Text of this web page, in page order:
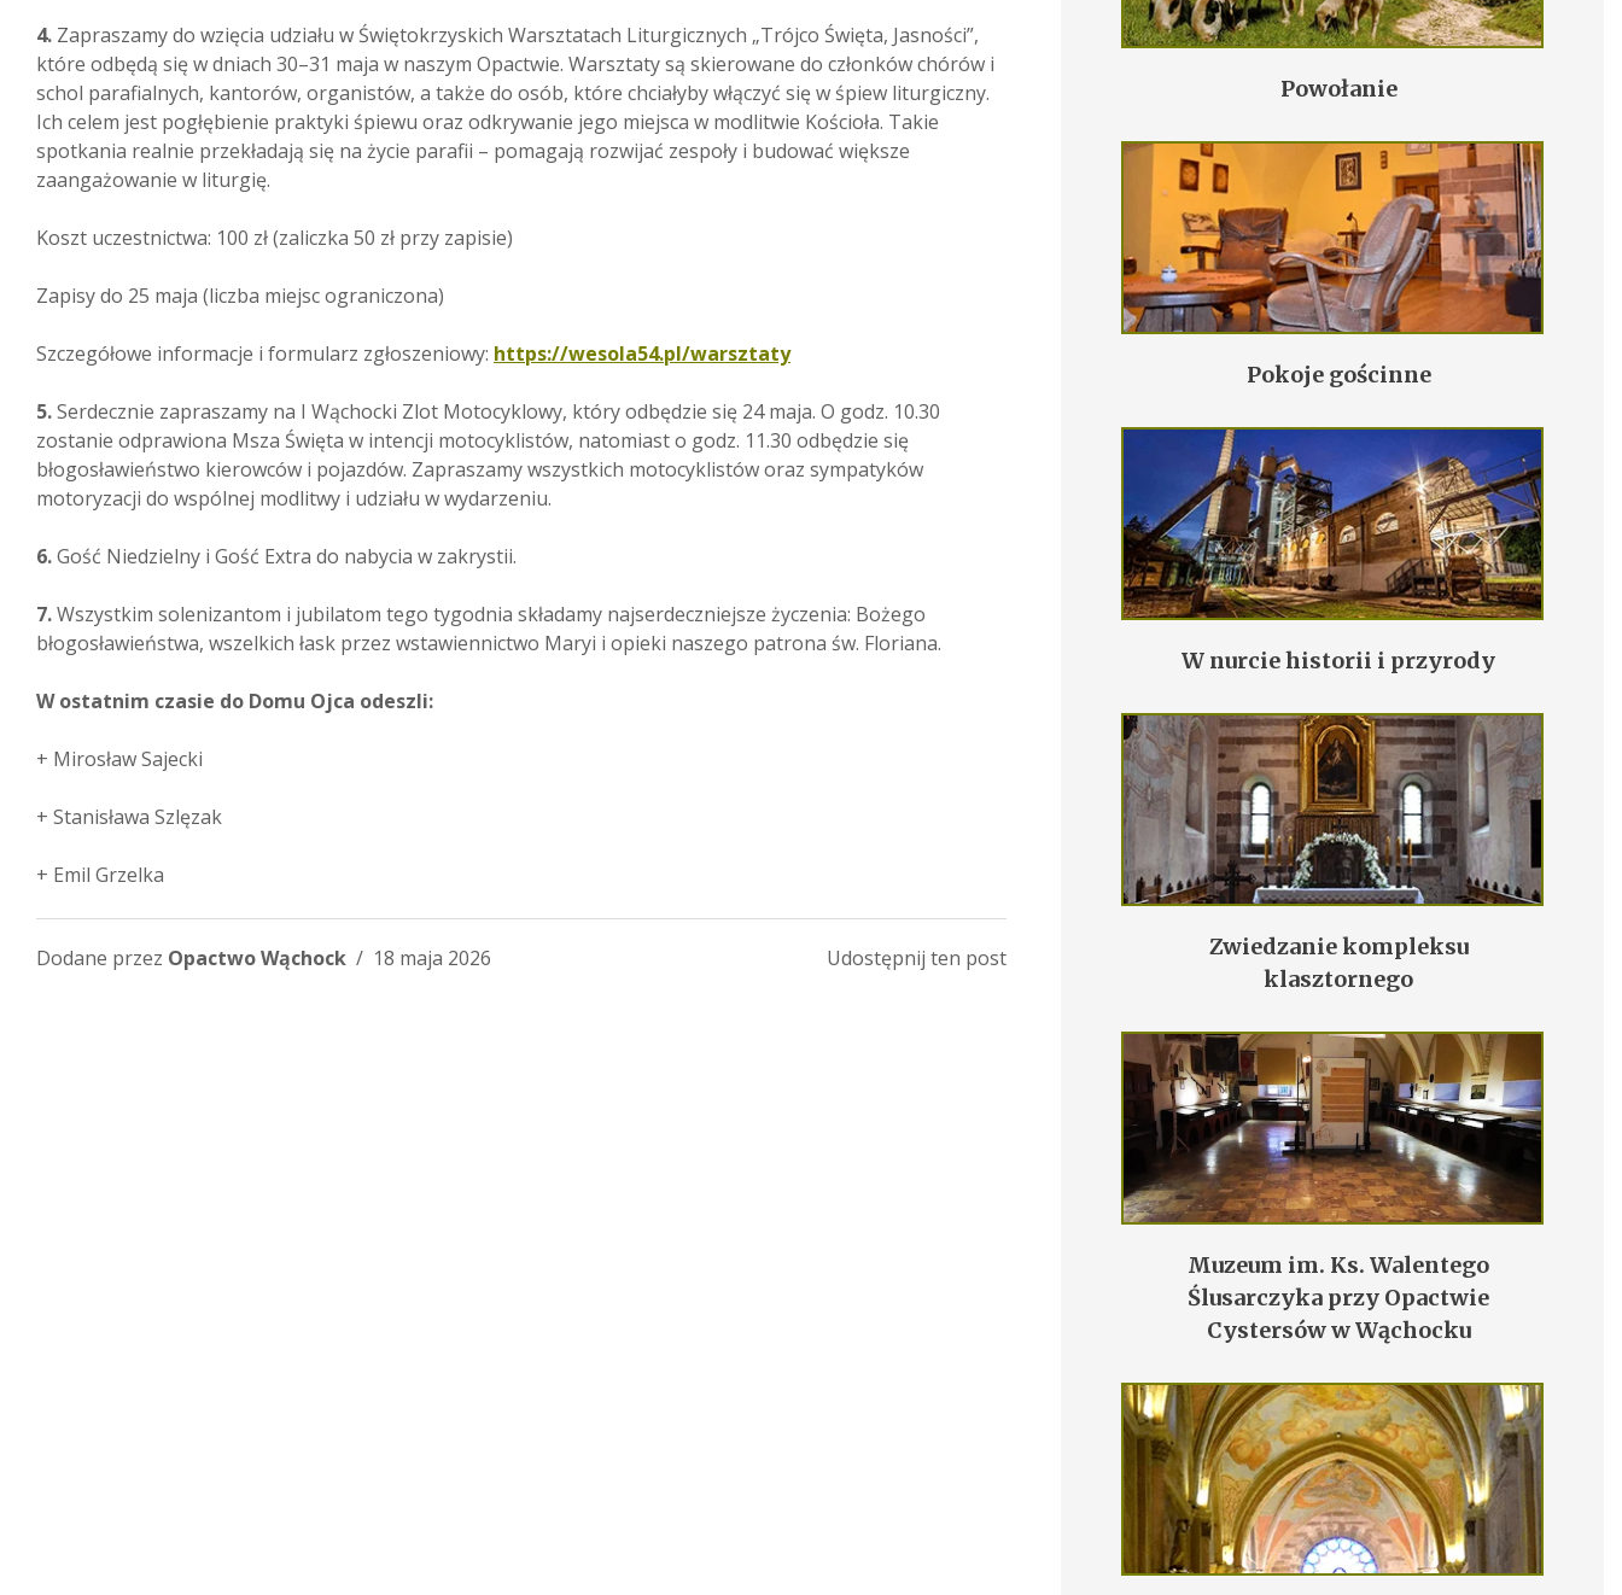
4. Zapraszamy do wzięcia udziału w Świętokrzyskich Warsztatach Liturgicznych „Trójco Święta, Jasności”,
które odbędą się w dniach 30–31 maja w naszym Opactwie. Warsztaty są skierowane do członków chórów i
schol parafialnych, kantorów, organistów, a także do osób, które chciałyby włączyć się w śpiew liturgiczny.
Ich celem jest pogłębienie praktyki śpiewu oraz odkrywanie jego miejsca w modlitwie Kościoła. Takie
spotkania realnie przekładają się na życie parafii – pomagają rozwijać zespoły i budować większe
zaangażowanie w liturgię.
Koszt uczestnictwa: 100 zł (zaliczka 50 zł przy zapisie)
Zapisy do 25 maja (liczba miejsc ograniczona)
Szczegółowe informacje i formularz zgłoszeniowy: https://wesola54.pl/warsztaty
5.Serdecznie zapraszamy na I Wąchocki Zlot Motocyklowy, który odbędzie się 24 maja. O godz. 10.30
zostanie odprawiona Msza Święta w intencji motocyklistów, natomiast o godz. 11.30 odbędzie się
błogosławieństwo kierowców i pojazdów. Zapraszamy wszystkich motocyklistów oraz sympatyków
motoryzacji do wspólnej modlitwy i udziału w wydarzeniu.
6.Gość Niedzielny i Gość Extra do nabycia w zakrystii.
7.Wszystkim solenizantom i jubilatom tego tygodnia składamy najserdeczniejsze życzenia: Bożego
błogosławieństwa, wszelkich łask przez wstawiennictwo Maryi i opieki naszego patrona św. Floriana.
W ostatnim czasie do Domu Ojca odeszli:
+ Mirosław Sajecki
+ Stanisława Szlęzak
+ Emil Grzelka
Udostępnij ten post
Dodane przez Opactwo Wąchock / 18 maja 2026
Powołanie
Pokoje gościnne
W nurcie historii i przyrody
Zwiedzanie kompleksu
klasztornego
Muzeum im. Ks. Walentego
Ślusarczyka przy Opactwie
Cystersów w Wąchocku